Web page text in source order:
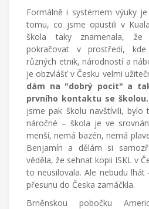
Formálně i systémem výuky
tomu, co jsme opustili v
škola taky znamenala,
pokračovat v prostředí,
různých etnik, národností a
je obzvlášť v Česku velmi
dám na "dobrý pocit" a
prvního kontaktu se školou.
jsme pak školu navštívili, bylo
náročné – škola je ve
menší, nemá bazén, nemá
Benjamín a dělám si
věděla, že sehnat kopii ISKL v
to neusilovala. Ale nebudu
přesunu do Česka zamáčkla.
Brněnskou pobočku